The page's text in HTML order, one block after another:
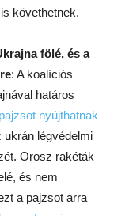
is követhetnek.
fölé, és a
: A koalíciós
határos
pajzsot nyújthatnak
légvédelmi
Orosz rakéták
és nem
a pajzsot arra